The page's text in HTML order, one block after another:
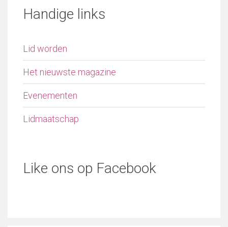
Handige links
Lid worden
Het nieuwste magazine
Evenementen
Lidmaatschap
Like ons op Facebook